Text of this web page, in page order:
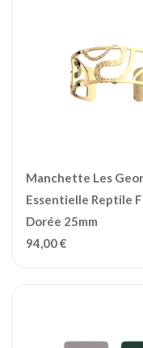
Manchette Les
Essentielle Reptile
Dorée 25mm
94,00€